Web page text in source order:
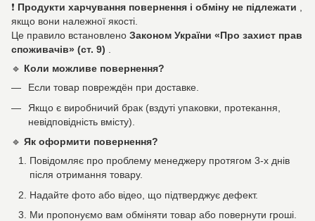
❗ Продукти харчування повернення і обміну не підлежати ,
якщо вони належної якості.
Це правило встановлено Законом України «Про захист прав
споживачів» (ст. 9) .
🔹 Коли можливе повернення?
Если товар повреждён при доставке.
Якщо є виробничий брак (вздуті упаковки, протекання,
невідповідність вмісту).
🔹 Як оформити повернення?
Повідомляє про проблему менеджеру протягом 3-х днів
після отримання товару.
Надайте фото або відео, що підтверджує дефект.
Ми пропонуємо вам обміняти товар або повернути гроші.